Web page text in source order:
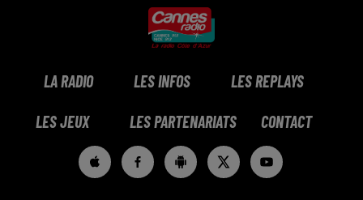
LA RADIO LES INFOS LES REPLAYS
LES JEUX LES PARTENARIATS CONTACT